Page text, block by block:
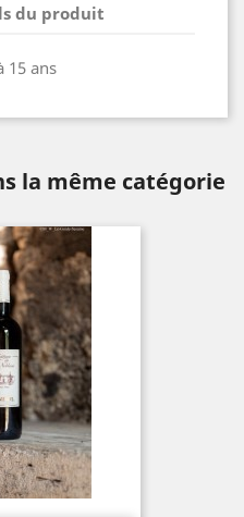
du produit
15 ans
la même catégorie